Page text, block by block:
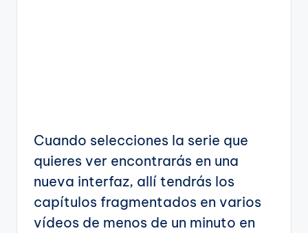
Cuando selecciones la serie que
quieres ver encontrarás en una
nueva interfaz, allí tendrás los
capítulos fragmentados en varios
vídeos de menos de un minuto en